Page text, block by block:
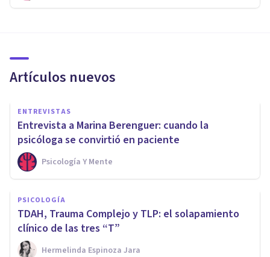
Artículos nuevos
ENTREVISTAS
Entrevista a Marina Berenguer: cuando la
psicóloga se convirtió en paciente
Psicología Y Mente
PSICOLOGÍA
TDAH, Trauma Complejo y TLP: el solapamiento
clínico de las tres “T”
Hermelinda Espinoza Jara